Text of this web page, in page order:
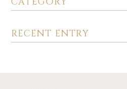
RECENT ENTRY